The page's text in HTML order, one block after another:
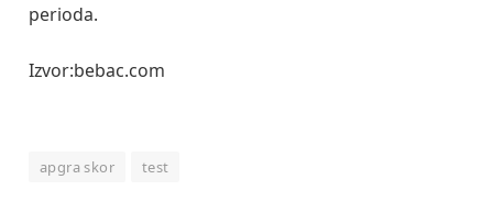
perioda.
Izvor:bebac.com
apgra skor test